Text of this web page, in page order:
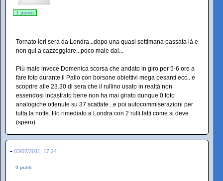
1 punto
Tornato ieri sera da Londra...dopo una quasi settimana passata là e
non qui a cazzeggiare...poco male dai...
Più male invece Domenica scorsa che andato in giro per 5-6 ore a
fare foto durante il Palio con borsone obiettivi mega pesanti ecc.. e
scoprire alle 23.30 di sera che il rullino usato in realtà non
essendosi incastrato bene non ha mai girato dunque 0 foto
analogiche ottenute su 37 scattate...e poi autocommiserazioni per
tutta la notte. Ho rimediato a Londra con 2 rulli fatti come si deve
(spero)
- 03/07/2011, 17:24
0 punti